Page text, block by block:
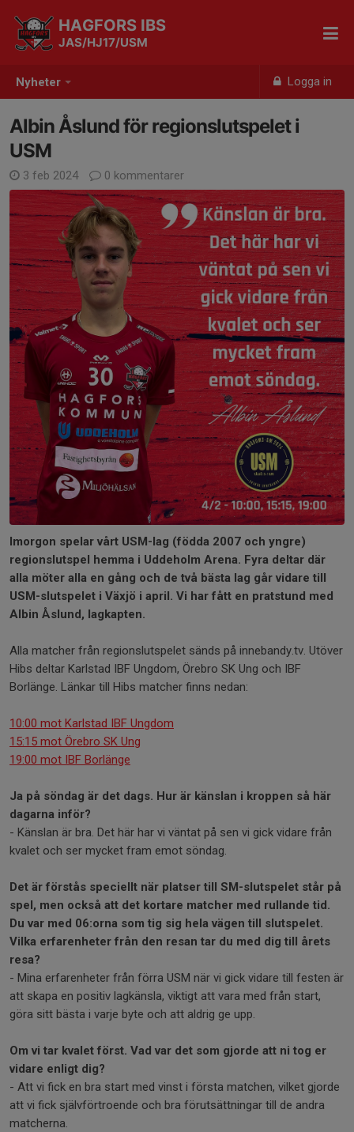
Nyheter Logga in
HAGFORS IBS
JAS/HJ17/USM
Albin Åslund för regionslutspelet i
USM
3 feb 2024 0 kommentarer
Imorgon spelar vårt USM-lag (födda 2007 och yngre)
regionslutspel hemma i Uddeholm Arena. Fyra deltar där
alla möter alla en gång och de två bästa lag går vidare till
USM-slutspelet i Växjö i april. Vi har fått en pratstund med
Albin Åslund, lagkapten.
Alla matcher från regionslutspelet sänds på innebandy.tv. Utöver
Hibs deltar Karlstad IBF Ungdom, Örebro SK Ung och IBF
Borlänge. Länkar till Hibs matcher finns nedan:
10:00 mot Karlstad IBF Ungdom
15:15 mot Örebro SK Ung
19:00 mot IBF Borlänge
Ja på söndag är det dags. Hur är känslan i kroppen så här
dagarna inför?
- Känslan är bra. Det här har vi väntat på sen vi gick vidare från
kvalet och ser mycket fram emot söndag.
Det är förstås speciellt när platser till SM-slutspelet står på
spel, men också att det kortare matcher med rullande tid.
Du var med 06:orna som tig sig hela vägen till slutspelet.
Vilka erfarenheter från den resan tar du med dig till årets
resa?
- Mina erfarenheter från förra USM när vi gick vidare till festen är
att skapa en positiv lagkänsla, viktigt att vara med från start,
göra sitt bästa i varje byte och att aldrig ge upp.
Om vi tar kvalet först. Vad var det som gjorde att ni tog er
vidare enligt dig?
- Att vi fick en bra start med vinst i första matchen, vilket gjorde
att vi fick självförtroende och bra förutsättningar till de andra
matcherna.